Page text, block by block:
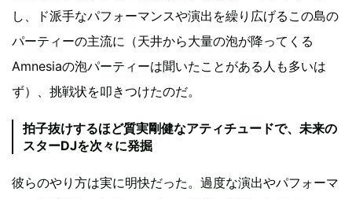
し、ド派手なパフォーマンスや演出を繰り広げるこの島の
パーティーの主流に（天井から大量の泡が降ってくる
Amnesiaの泡パーティーは聞いたことがある人も多いは
ず）、挑戦状を叩きつけたのだ。
拍子抜けするほど質実剛健なアティチュードで、未来の
スターDJを次々に発掘
彼らのやり方は実に明快だった。過度な演出やパフォーマ